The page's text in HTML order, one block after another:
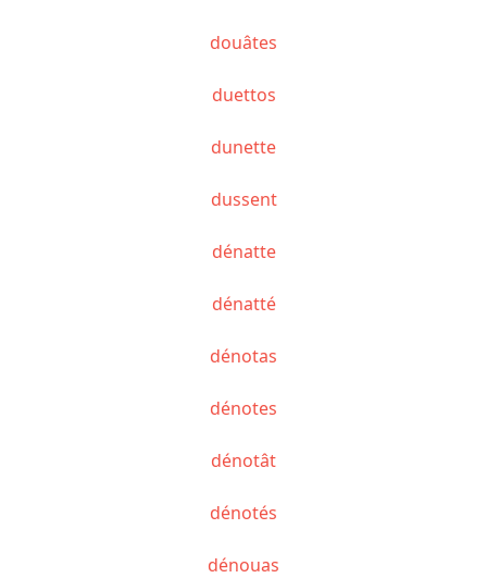
douâtes
duettos
dunette
dussent
dénatte
dénatté
dénotas
dénotes
dénotât
dénotés
dénouas